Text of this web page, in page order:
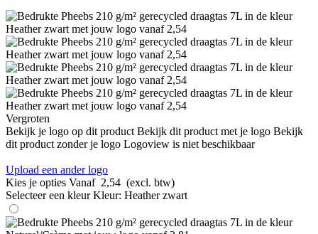
Vergroten
Bekijk je logo op dit product Bekijk dit product met je logo Bekijk
dit product zonder je logo Logoview is niet beschikbaar
Upload een ander logo
Kies je opties Vanaf 2,54 (excl. btw)
Selecteer een kleur Kleur: Heather zwart